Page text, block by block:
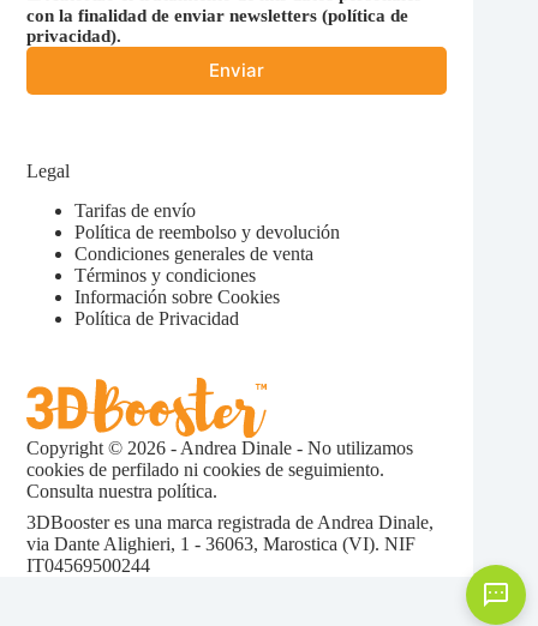
con la finalidad de enviar newsletters (política de
privacidad).
Legal
Tarifas de envío
Política de reembolso y devolución
Condiciones generales de venta
Términos y condiciones
Información sobre Cookies
Política de Privacidad
Copyright © 2026 - Andrea Dinale - No utilizamos
cookies de perfilado ni cookies de seguimiento.
Consulta nuestrapolítica.
3DBooster es una marca registrada de Andrea Dinale,
via Dante Alighieri, 1 - 36063, Marostica (VI). NIF
IT04569500244